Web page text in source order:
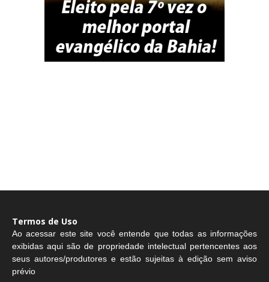
Termos de Uso
Ao acessar este site você entende que todas as informações
exibidas aqui são de propriedade intelectual pertencentes aos
seus autores/produtores e estão sujeitas à edição sem aviso
prévio